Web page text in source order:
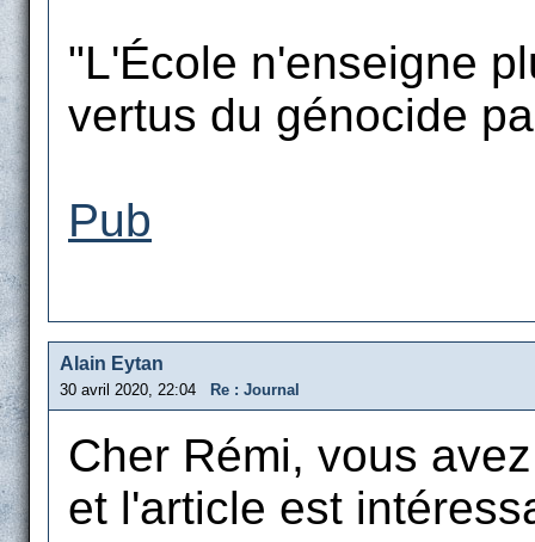
"L'École n'enseigne
vertus du génocide
Pub
Alain Eytan
30 avril 2020, 22:04 Re : Journal
Cher Rémi, vous
et l'article est